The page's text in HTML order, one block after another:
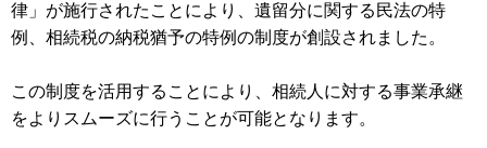
律」が施行されたことにより、遺留分に関する民法の特
例、相続税の納税猶予の特例の制度が創設されました。
この制度を活用することにより、相続人に対する事業承継
をよりスムーズに行うことが可能となります。